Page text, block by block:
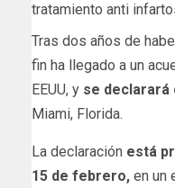
tratamiento anti
Tras dos años de
fin ha llegado a un
EEUU, y se declarará
Miami, Florida.
La declaración está
15 de febrero, en un